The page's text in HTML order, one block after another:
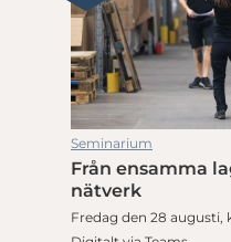
Seminarium
Från ensamma
nätverk
Fredag den 28 augusti,